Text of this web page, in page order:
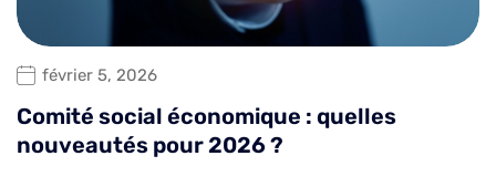
février 5, 2026
Comité social économique : quelles
nouveautés pour 2026 ?